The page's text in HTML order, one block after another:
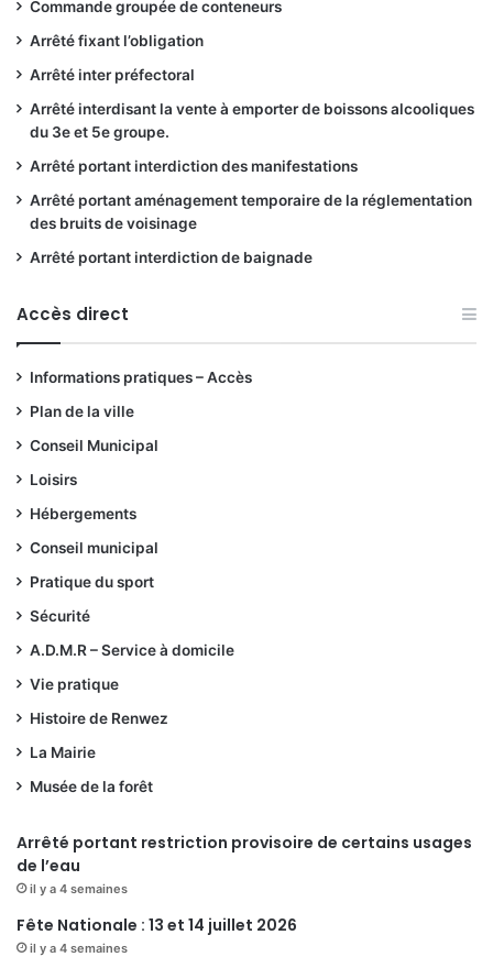
Commande groupée de conteneurs
Arrêté fixant l’obligation
Arrêté inter préfectoral
Arrêté interdisant la vente à emporter de boissons alcooliques
du 3e et 5e groupe.
Arrêté portant interdiction des manifestations
Arrêté portant aménagement temporaire de la réglementation
des bruits de voisinage
Arrêté portant interdiction de baignade
Accès direct
Informations pratiques – Accès
Plan de la ville
Conseil Municipal
Loisirs
Hébergements
Conseil municipal
Pratique du sport
Sécurité
A.D.M.R – Service à domicile
Vie pratique
Histoire de Renwez
La Mairie
Musée de la forêt
Arrêté portant restriction provisoire de certains usages
de l’eau
il y a 4 semaines
Fête Nationale : 13 et 14 juillet 2026
il y a 4 semaines